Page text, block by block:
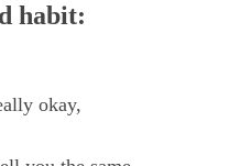
habit:
okay,